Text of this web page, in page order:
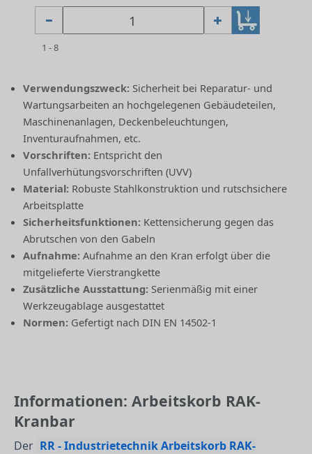
1 - 8
Verwendungszweck: Sicherheit bei Reparatur- und
Wartungsarbeiten an hochgelegenen Gebäudeteilen,
Maschinenanlagen, Deckenbeleuchtungen,
Inventuraufnahmen, etc.
Vorschriften: Entspricht den
Unfallverhütungsvorschriften (UVV)
Material: Robuste Stahlkonstruktion und rutschsichere
Arbeitsplatte
Sicherheitsfunktionen: Kettensicherung gegen das
Abrutschen von den Gabeln
Aufnahme: Aufnahme an den Kran erfolgt über die
mitgelieferte Vierstrangkette
Zusätzliche Ausstattung: Serienmäßig mit einer
Werkzeugablage ausgestattet
Normen: Gefertigt nach DIN EN 14502-1
Informationen: Arbeitskorb RAK-
Kranbar
Der RR - Industrietechnik Arbeitskorb RAK-